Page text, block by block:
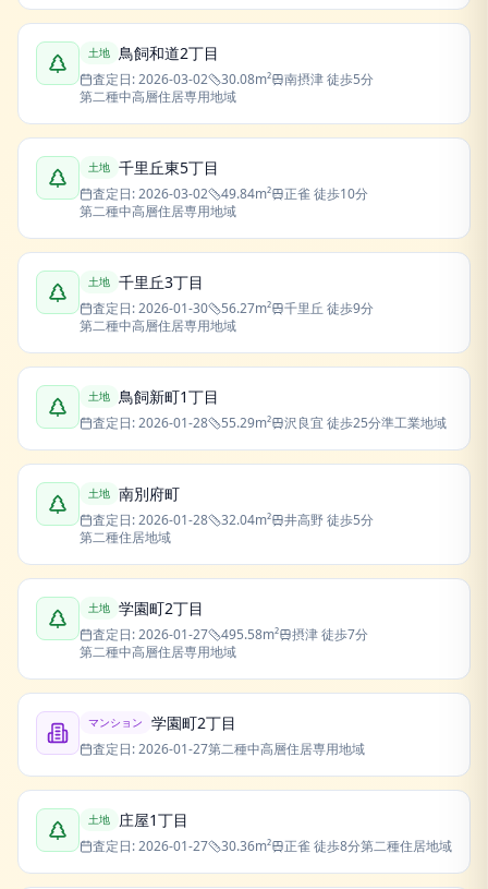
土地 鳥飼和道2丁目
査定日:2026-03-02 30.08m² 南摂津徒歩5分
第二種中高層住居専用地域
土地 千里丘東5丁目
査定日:2026-03-02 49.84m² 正雀 徒歩10分
第二種中高層住居専用地域
土地 千里丘3丁目
査定日:2026-01-30 56.27m² 千里丘 徒歩9分
第二種中高層住居専用地域
土地 鳥飼新町1丁目
査定日:2026-01-28 55.29m² 沢良宜 徒歩25分準工業地域
土地 南別府町
査定日:2026-01-28 32.04m² 井高野徒歩5分
第二種住居地域
土地 学園町2丁目
査定日:2026-01-27 495.58m² 摂津徒歩7分
第二種中高層住居専用地域
マンション 学園町2丁目
査定日:2026-01-27第二種中高層住居専用地域
土地 庄屋1丁目
査定日:2026-01-27 30.36m² 正雀 徒歩8分第二種住居地域